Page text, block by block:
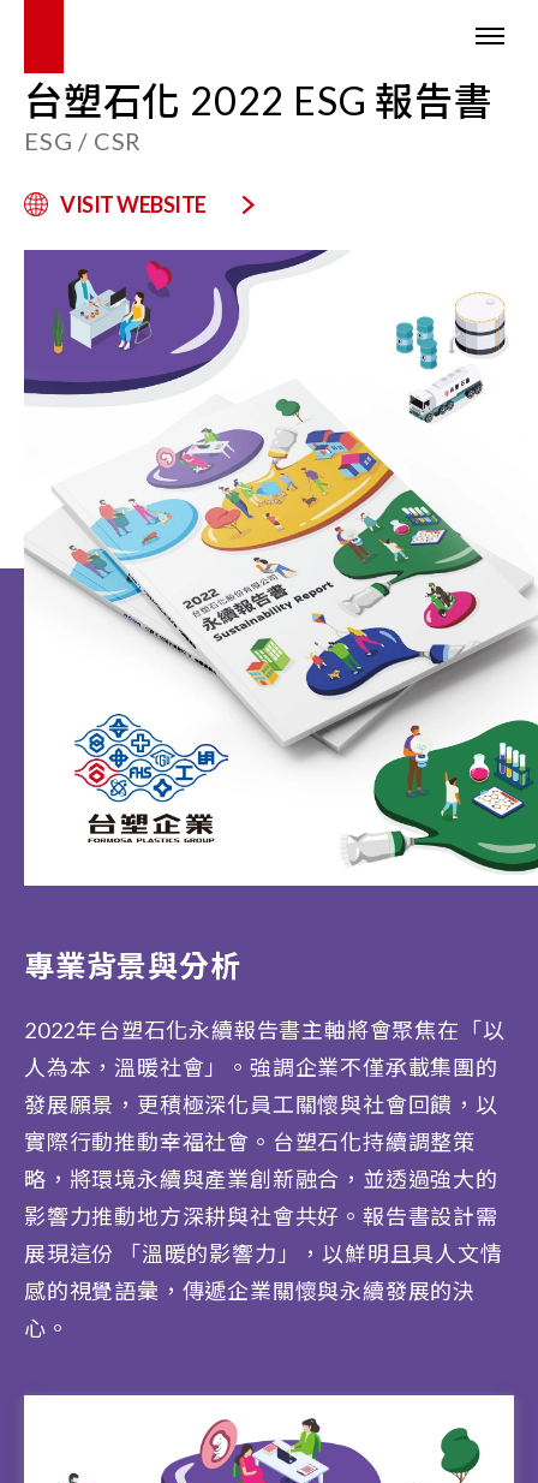
台塑石化 2022 ESG 報告書
ESG / CSR
VISIT WEBSITE
專業背景與分析
2022年台塑石化永續報告書主軸將會聚焦在「以
人為本，溫暖社會」。強調企業不僅承載集團的
發展願景，更積極深化員工關懷與社會回饋，以
實際行動推動幸福社會。台塑石化持續調整策
略，將環境永續與產業創新融合，並透過強大的
影響力推動地方深耕與社會共好。報告書設計需
展現這份 「溫暖的影響力」，以鮮明且具人文情
感的視覺語彙，傳遞企業關懷與永續發展的決
心。